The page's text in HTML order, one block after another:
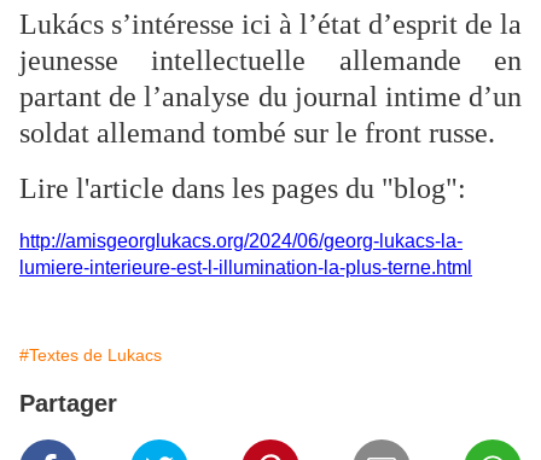
Lukács s’intéresse ici à l’état d’esprit de la
jeunesse intellectuelle allemande en
partant de l’analyse du journal intime d’un
soldat allemand tombé sur le front russe.
Lire l'article dans les pages du "blog":
http://amisgeorglukacs.org/2024/06/georg-lukacs-la-
lumiere-interieure-est-l-illumination-la-plus-terne.html
#Textes de Lukacs
Partager